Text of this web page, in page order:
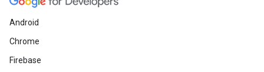
Android
Chrome
Firebase